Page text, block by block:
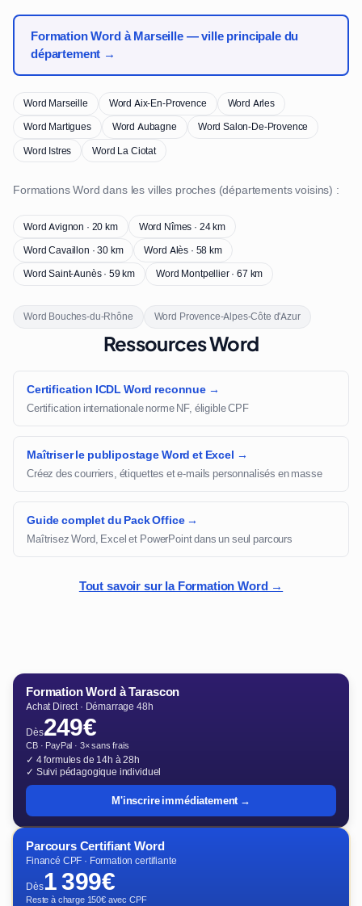
Formation Word à Marseille — ville principale du
département →
Word Marseille Word Aix-En-Provence
Word Arles
Word Martigues
Word Aubagne
Word Salon-De-Provence
Word Istres
Word La Ciotat
Formations Word dans les villes proches (départements voisins) :
Word Avignon · 20 km
Word Nîmes · 24 km
Word Cavaillon · 30 km
Word Alès · 58 km
Word Saint-Aunès · 59 km
Word Montpellier · 67 km
Word Bouches-du-Rhône Word Provence-Alpes-Côte d'Azur
Ressources Word
Certification ICDL Word reconnue →
Certification internationale norme NF, éligible CPF
Maîtriser le publipostage Word et Excel →
Créez des courriers, étiquettes et e-mails personnalisés en masse
Guide complet du Pack Office →
Maîtrisez Word, Excel et PowerPoint dans un seul parcours
Tout savoir sur la Formation Word →
Formation Word à Tarascon
Achat Direct · Démarrage 48h
Dès249€
CB · PayPal · 3× sans frais
✓ 4 formules de 14h à 28h
✓ Suivi pédagogique individuel
M'inscrire immédiatement →
Parcours Certifiant Word
Financé CPF · Formation certifiante
Dès1 399€
Reste à charge 150€ avec CPF